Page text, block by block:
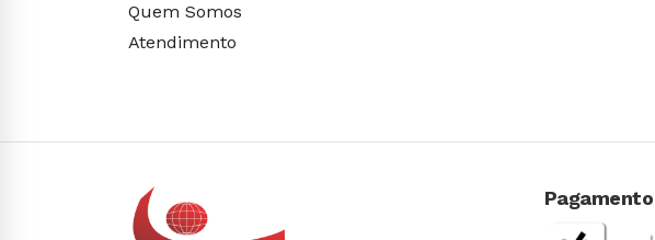
Quem Somos
Atendimento
Pagamento